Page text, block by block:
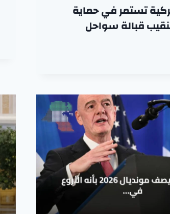
تستمر في حماية
قبالة سواحل